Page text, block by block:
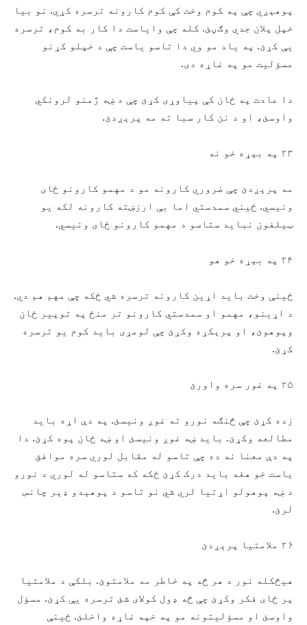
پوهېږي چې په کوم وخت کې کوم کارونه ترسره کړي. نو بیا
خپل پلان جدي وګڼئ. کله چې واياست دا کار به کوم، ترسره
يې کړئ. په یاد مو وي دا تاسو یاست چې د خپلو کړنو
مسؤلیت مو په غاړه دی.
دا عادت په ځان کې پیاوړی کړئ چې د ښه ژمنو لرونکي
واوسئ، او د نن کار سبا ته مه پرېږدئ.
۲۳ په بېړه خو نه
مه پرېږدئ چې ضروري کارونه مو د مهمو کارونو ځای
ونيسي. ځيني سمدستي اما بې ارزښته کارونه لکه یو
ټیلفون نباید ستاسو د مهمو کارونو ځای ونیسي.
۲۴ په بېړه خو هو
ځينې وخت باید اړين کارونه ترسره شي ځکه چې مهم هم دي.
د اړينو، مهمو او سمدستي کارونو تر منځ په توپیر ځان
وپوهوئ، او پرېکړه وکړئ چې لومړی باید کوم یو ترسره
کړئ.
۲۵ په غور سره واورئ
زده کړئ چې څنګه نورو ته غوږ ونيسئ. په دې اړه باید
مطالعه وکړئ. باید ښه غوږ ونيسئ او ښه ځان پوه کړئ. دا
په دې معنا نه ده چې تاسو له مقابل لوري سره موافق
ياست خو هغه باید درک کړئ ځکه که ستاسو له لوري د نورو
د ښه پوهولو اړتیا لري شي نو تاسو د پوهېدو ډېر چانس
لرئ.
۲۶ ملامتیا پرېږدئ
هیڅکله نور د هر څه په خاطر مه ملامتوئ. بلکې د ملامتیا
پر ځای فکر وکړئ چې څه ډول کولای شئ ترسره يې کړئ. مسؤل
واوسئ او مسؤلیتونه مو په خپه غاړه واخلئ. ځينې